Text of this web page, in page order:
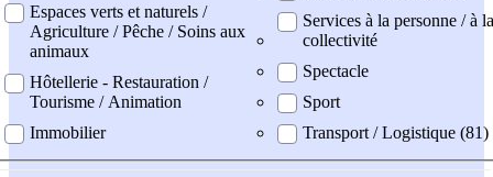
Espaces verts et naturels /
Agriculture / Pêche / Soins aux
animaux
Hôtellerie - Restauration /
Tourisme / Animation
Immobilier
Services à la personne / à la
collectivité
Spectacle
Sport
Transport / Logistique (81)